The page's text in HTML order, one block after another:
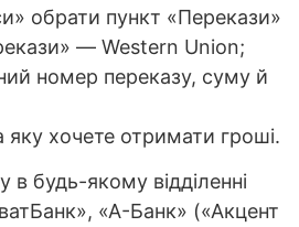
обрати пункт «Перекази»
— Western Union;
номер переказу, суму й
яку хочете отримати гроші.
в будь-якому відділенні
«А-Банк» («Акцент